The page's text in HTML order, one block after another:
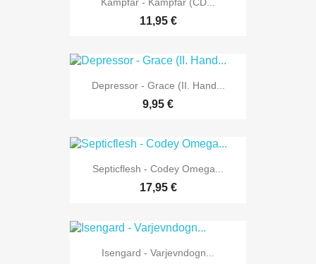
11,95 €
Depressor - Grace (II. Hand...
9,95 €
Septicflesh - Codey Omega...
17,95 €
Isengard - Varjevndogn...